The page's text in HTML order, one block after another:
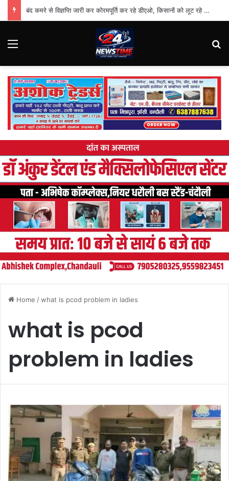
बंद कमरे से विज्ञप्ति जारी कर कोरमपूर्ति कर रहे डीएओ, किसानों को लूट रहे निजी दुकानदार
Home /what is pcod problem in ladies
what is pcod
problem in ladies